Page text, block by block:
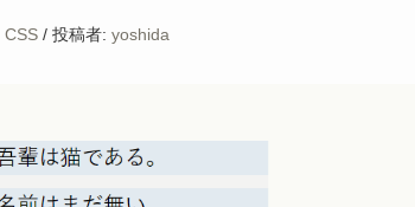
CSS / 投稿者: yoshida